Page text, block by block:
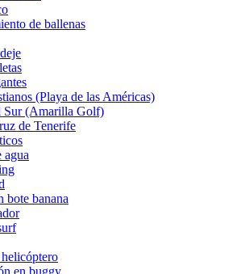
de ballenas
(Playa de las Américas)
Sur (Amarilla Golf)
de Tenerife
agua
bote banana
en buggy